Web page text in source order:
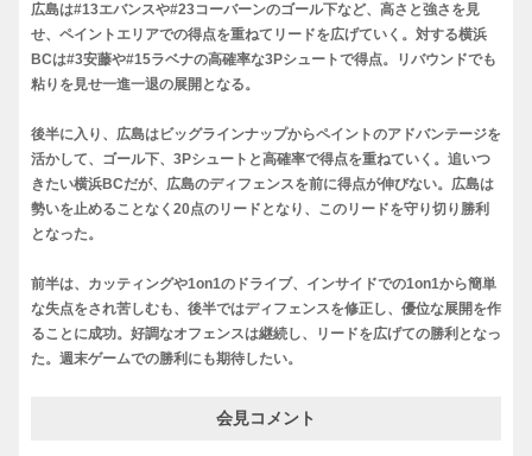
広島は#13エバンスや#23コーバーンのゴール下など、高さと強さを見
せ、ペイントエリアでの得点を重ねてリードを広げていく。対する横浜
BCは#3安藤や#15ラベナの高確率な3Pシュートで得点。リバウンドでも
粘りを見せ一進一退の展開となる。
後半に入り、広島はビッグラインナップからペイントのアドバンテージを
活かして、ゴール下、3Pシュートと高確率で得点を重ねていく。追いつ
きたい横浜BCだが、広島のディフェンスを前に得点が伸びない。広島は
勢いを止めることなく20点のリードとなり、このリードを守り切り勝利
となった。
前半は、カッティングや1on1のドライブ、インサイドでの1on1から簡単
な失点をされ苦しむも、後半ではディフェンスを修正し、優位な展開を作
ることに成功。好調なオフェンスは継続し、リードを広げての勝利となっ
た。週末ゲームでの勝利にも期待したい。
会見コメント